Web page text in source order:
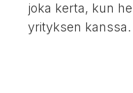
joka kerta, kun
yrityksen kanssa.